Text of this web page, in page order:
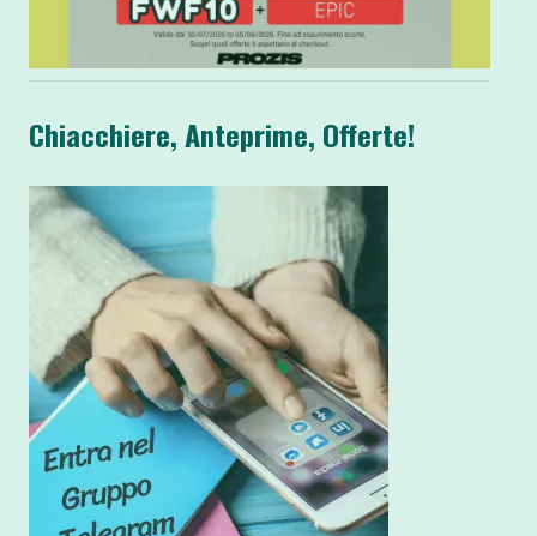
Chiacchiere, Anteprime, Offerte!